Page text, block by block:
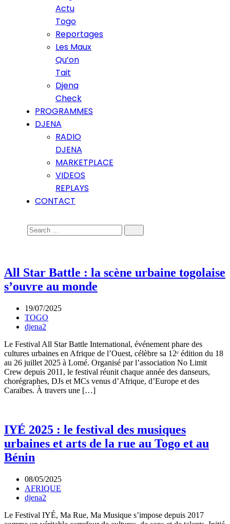
Actu
Togo
Reportages
Les Maux
Qu’on
Tait
Djena
Check
PROGRAMMES
DJENA
RADIO
DJENA
MARKETPLACE
VIDEOS
REPLAYS
CONTACT
All Star Battle : la scène urbaine togolaise
s’ouvre au monde
19/07/2025
TOGO
djena2
Le Festival All Star Battle International, événement phare des
cultures urbaines en Afrique de l’Ouest, célèbre sa 12ᵉ édition du 18
au 26 juillet 2025 à Lomé. Organisé par l’association No Limit
Crew depuis 2011, le festival réunit chaque année des danseurs,
chorégraphes, DJs et MCs venus d’Afrique, d’Europe et des
Caraïbes. À travers une […]
IYÉ 2025 : le festival des musiques
urbaines et arts de la rue au Togo et au
Bénin
08/05/2025
AFRIQUE
djena2
Le Festival IYÉ, Ma Rue, Ma Musique s’impose depuis 2017